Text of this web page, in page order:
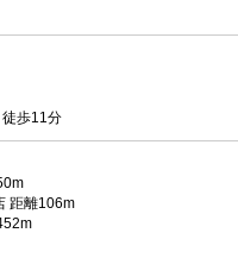
歩11分
距離106m